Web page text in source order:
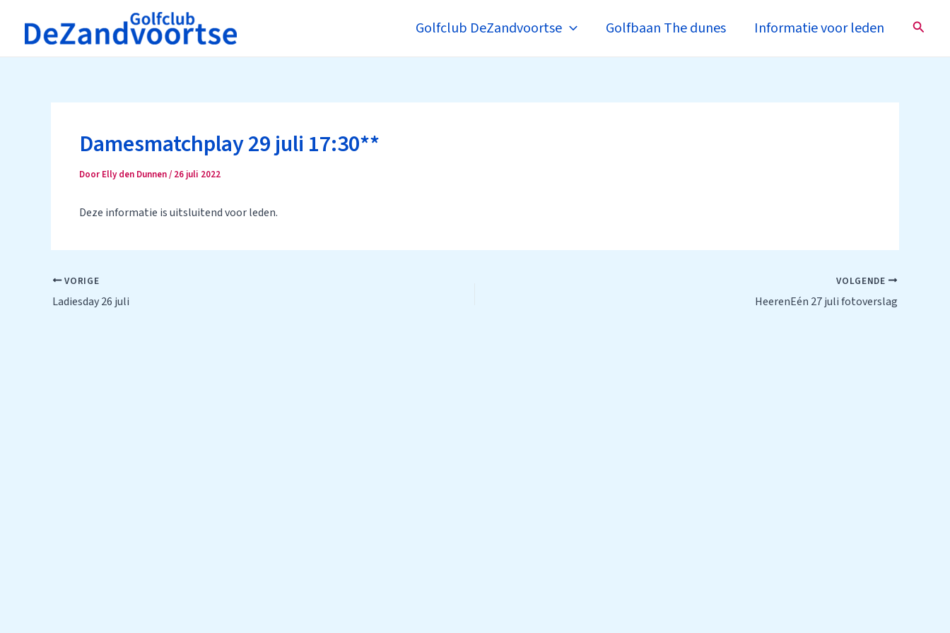
Golfclub DeZandvoortse Golfbaan The dunes Informatie voor leden Zoeken
Damesmatchplay 29 juli 17:30**
Door Elly den Dunnen/ 26 juli 2022
Deze informatie is uitsluitend voor leden.
Bericht
navigatie
VORIGE
Ladiesday 26 juli
VOLGENDE
HeerenEén 27 juli fotoverslag